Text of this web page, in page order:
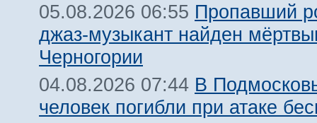
05.08.2026 06:55 Пропавший
джаз-музыкант найден
Черногории
04.08.2026 07:44 В
человек погибли при атаке